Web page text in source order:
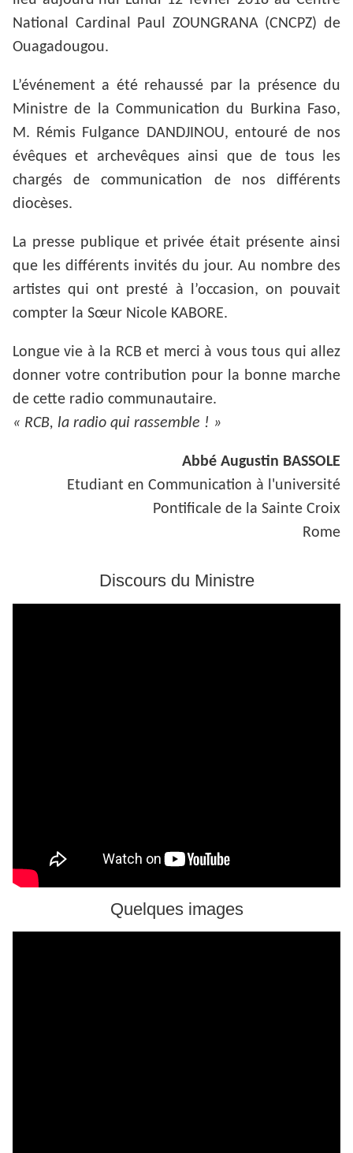
National Cardinal Paul ZOUNGRANA (CNCPZ) de
Ouagadougou.
L’événement a été rehaussé par la présence du
Ministre de la Communication du Burkina Faso,
M. Rémis Fulgance DANDJINOU, entouré de nos
évêques et archevêques ainsi que de tous les
chargés de communication de nos différents
diocèses.
La presse publique et privée était présente ainsi
que les différents invités du jour. Au nombre des
artistes qui ont presté à l’occasion, on pouvait
compter la Sœur Nicole KABORE.
Longue vie à la RCB et merci à vous tous qui allez
donner votre contribution pour la bonne marche
de cette radio communautaire.
« RCB, la radio qui rassemble ! »
Abbé Augustin BASSOLE
Etudiant en Communication à l'université
Pontificale de la Sainte Croix
Rome
Discours du Ministre
Quelques images